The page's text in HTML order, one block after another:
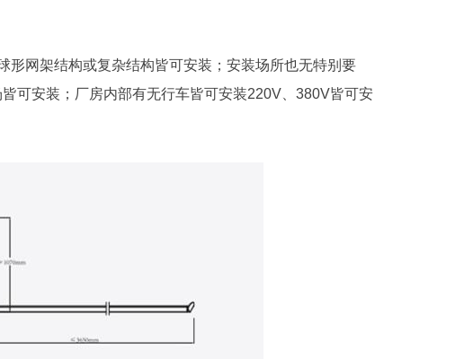
形网架结构或复杂结构皆可安装；安装场所也无特别要
可安装；厂房内部有无行车皆可安装220V、380V皆可安